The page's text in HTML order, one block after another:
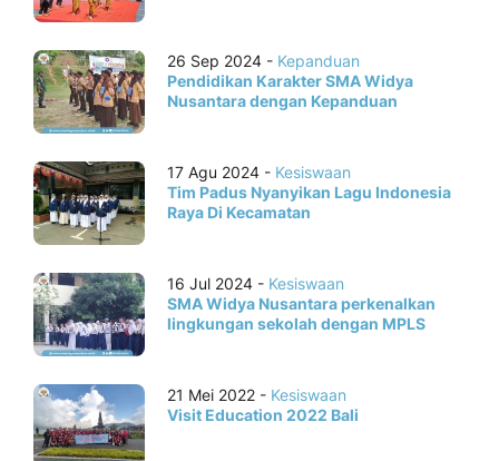
26 Sep 2024 - Kepanduan
Pendidikan Karakter SMA Widya
Nusantara dengan Kepanduan
17 Agu 2024 - Kesiswaan
Tim Padus Nyanyikan Lagu Indonesia
Raya Di Kecamatan
16 Jul 2024 - Kesiswaan
SMA Widya Nusantara perkenalkan
lingkungan sekolah dengan MPLS
21 Mei 2022 - Kesiswaan
Visit Education 2022 Bali